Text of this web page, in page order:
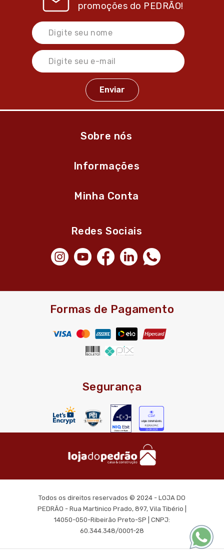
promoções do PEDRÃO!
Sobre nós
Informações
Minha Conta
Redes Sociais
Formas de Pagamento
Segurança
Todos os direitos reservados © 2024 - LOJA DO
PEDRÃO - Rua Martinico Prado, 897, Vila Tibério |
14050-050-Ribeirão Preto-SP | CNPJ:
60.344.348/0001-28